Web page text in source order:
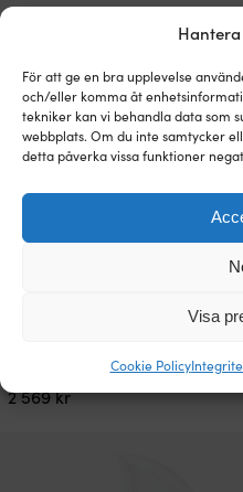
För att ge en bra upplevelse
och/eller komma åt
tekniker kan vi behandla data som
webbplats. Om du inte samtycker
detta påverka vissa funktioner
Visa
Cookie Policy
2 049kr
Båtkompass Plastimo Contest 130,
bygelmontage, svart med svart Ø127
2 569kr
3 - 6 ARBETSDAGAR